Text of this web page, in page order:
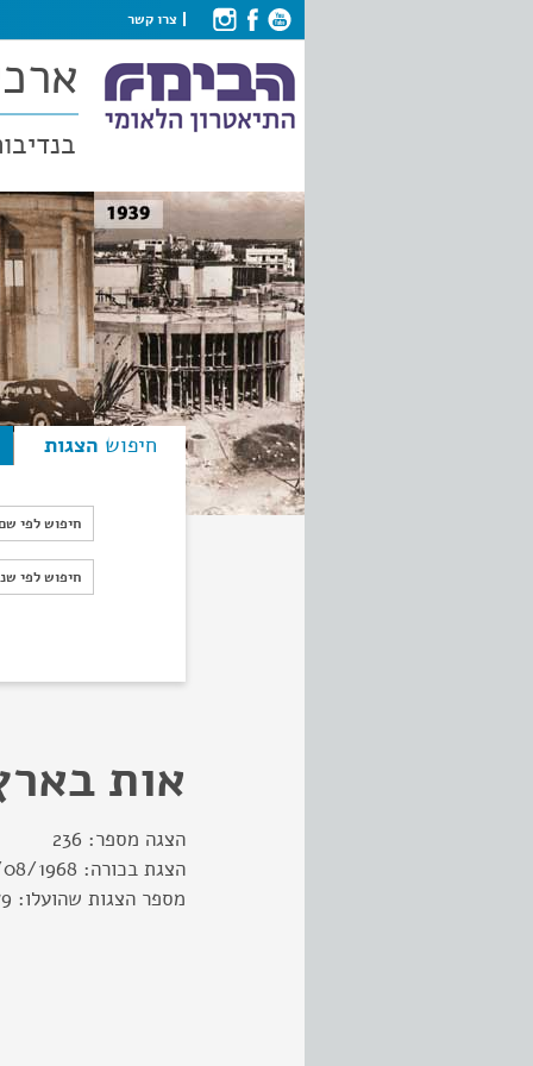
צרו קשר
חיפוש הצגות
חיפוש לפי
חיפוש לפי
חיפוש לפי
אות
הצגה מספר: 236
הצגת בכורה: 1968
מספר הצגות שהועלו: